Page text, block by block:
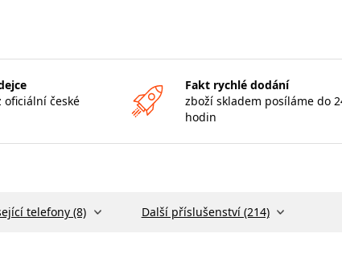
oficiální české
Fakt rychlé dodání
zboží skladem posíláme do
hodin
telefony (8) Další příslušenství (214)